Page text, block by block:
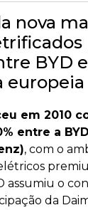
nova
BYD
europeia
em 2010
entre a
, com o
assumiu o
da